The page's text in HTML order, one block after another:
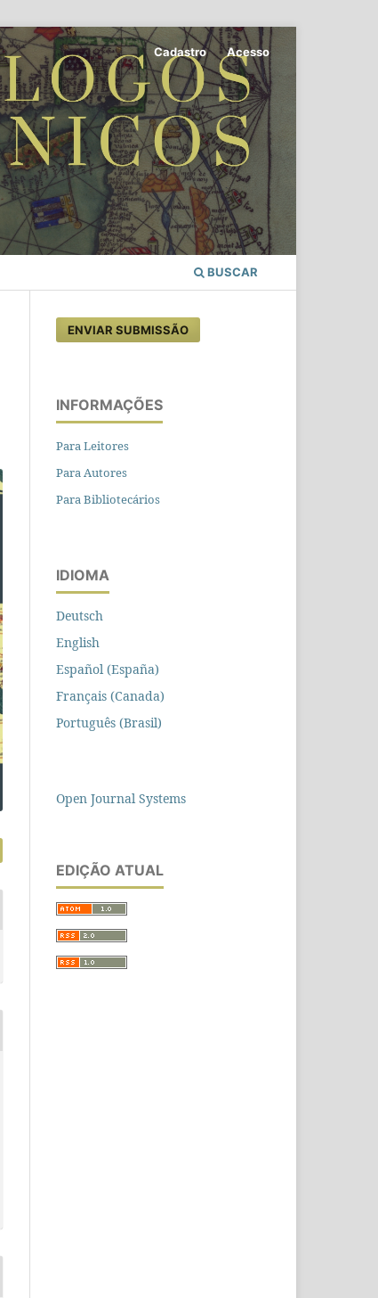
BUSCAR
Cadastro Acesso
ENVIAR SUBMISSÃO
INFORMAÇÕES
Para Leitores
Para Autores
Para Bibliotecários
IDIOMA
Deutsch
English
Español (España)
Français (Canada)
Português (Brasil)
Open Journal Systems
EDIÇÃO ATUAL